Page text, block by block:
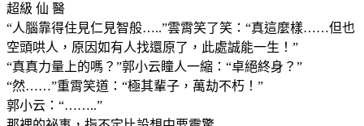
超級 仙 醫
“人腦靠得住見仁見智般…..”雲霄笑了笑：“真這麼樣……但也
空頭哄人，原因如有人找還原了，此處誠能一生！”
“真真力量上的嗎？”郭小云瞳人一縮：“卓絕終身？”
“然……”重霄笑道：“極其輩子，萬劫不朽！”
郭小云：“……..”